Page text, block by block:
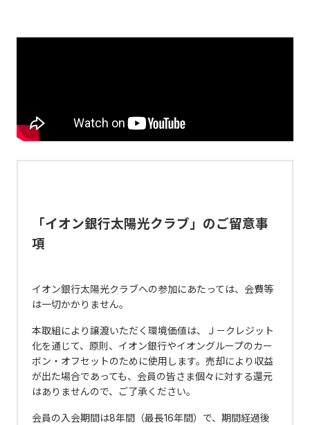
「イオン銀行太陽光クラブ」のご留意事
項
イオン銀行太陽光クラブへの参加にあたっては、会費等
は一切かかりません。
本取組により譲渡いただく環境価値は、Ｊ－クレジット
化を通じて、原則、イオン銀行やイオングループのカー
ボン・オフセットのために使用します。売却により収益
が出た場合であっても、会員の皆さま個々に対する還元
はありませんので、ご了承ください。
会員の入会期間は8年間（最長16年間）で、期間経過後